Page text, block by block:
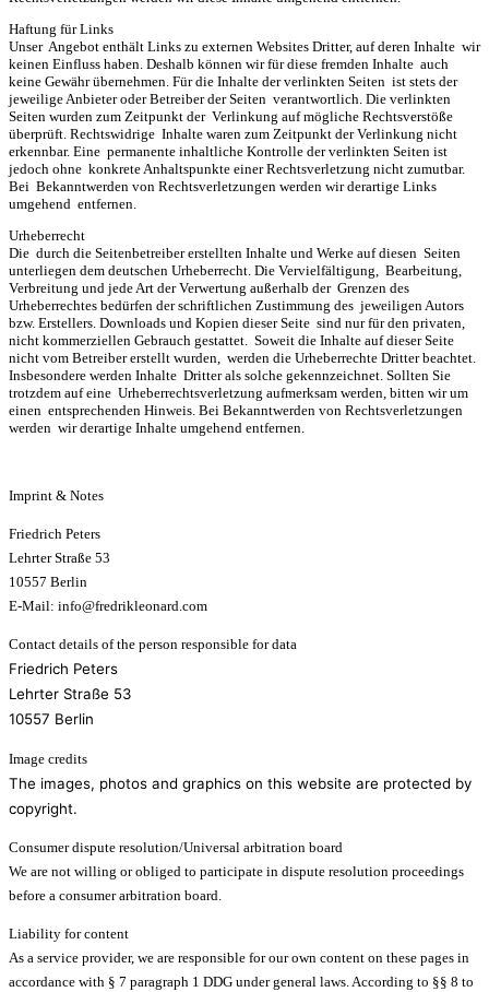
Haftung für Links
Unser Angebot enthält Links zu externen Websites Dritter, auf deren Inhalte wir
keinen Einfluss haben. Deshalb können wir für diese fremden Inhalte auch
keine Gewähr übernehmen. Für die Inhalte der verlinkten Seiten ist stets der
jeweilige Anbieter oder Betreiber der Seiten verantwortlich. Die verlinkten
Seiten wurden zum Zeitpunkt der Verlinkung auf mögliche Rechtsverstöße
überprüft. Rechtswidrige Inhalte waren zum Zeitpunkt der Verlinkung nicht
erkennbar. Eine permanente inhaltliche Kontrolle der verlinkten Seiten ist
jedoch ohne konkrete Anhaltspunkte einer Rechtsverletzung nicht zumutbar.
Bei Bekanntwerden von Rechtsverletzungen werden wir derartige Links
umgehend entfernen.
Urheberrecht
Die durch die Seitenbetreiber erstellten Inhalte und Werke auf diesen Seiten
unterliegen dem deutschen Urheberrecht. Die Vervielfältigung, Bearbeitung,
Verbreitung und jede Art der Verwertung außerhalb der Grenzen des
Urheberrechtes bedürfen der schriftlichen Zustimmung des jeweiligen Autors
bzw. Erstellers. Downloads und Kopien dieser Seite sind nur für den privaten,
nicht kommerziellen Gebrauch gestattet. Soweit die Inhalte auf dieser Seite
nicht vom Betreiber erstellt wurden, werden die Urheberrechte Dritter beachtet.
Insbesondere werden Inhalte Dritter als solche gekennzeichnet. Sollten Sie
trotzdem auf eine Urheberrechtsverletzung aufmerksam werden, bitten wir um
einen entsprechenden Hinweis. Bei Bekanntwerden von Rechtsverletzungen
werden wir derartige Inhalte umgehend entfernen.
Imprint & Notes
Friedrich Peters
Lehrter Straße 53
10557 Berlin
E-Mail: info@fredrikleonard.com
Contact details of the person responsible for data
Friedrich Peters
Lehrter Straße 53
10557 Berlin
Image credits
The images, photos and graphics on this website are protected by
copyright.
Consumer dispute resolution/Universal arbitration board
We are not willing or obliged to participate in dispute resolution proceedings
before a consumer arbitration board.
Liability for content
As a service provider, we are responsible for our own content on these pages in
accordance with § 7 paragraph 1 DDG under general laws. According to §§ 8 to